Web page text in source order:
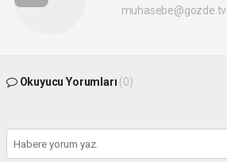
muhasebe@gozde.tv
Okuyucu Yorumları (0)